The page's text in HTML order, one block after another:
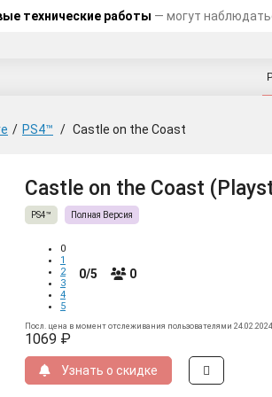
технические работы — могут
/ PS4™ / Castle on the Coast
Castle on the Coast
PS4™ Полная Версия
0
1
2
3
4
5
0/5 0
Посл. цена в момент отслеживания пользователями 24.02.2024
1069 ₽
Узнать о скидке